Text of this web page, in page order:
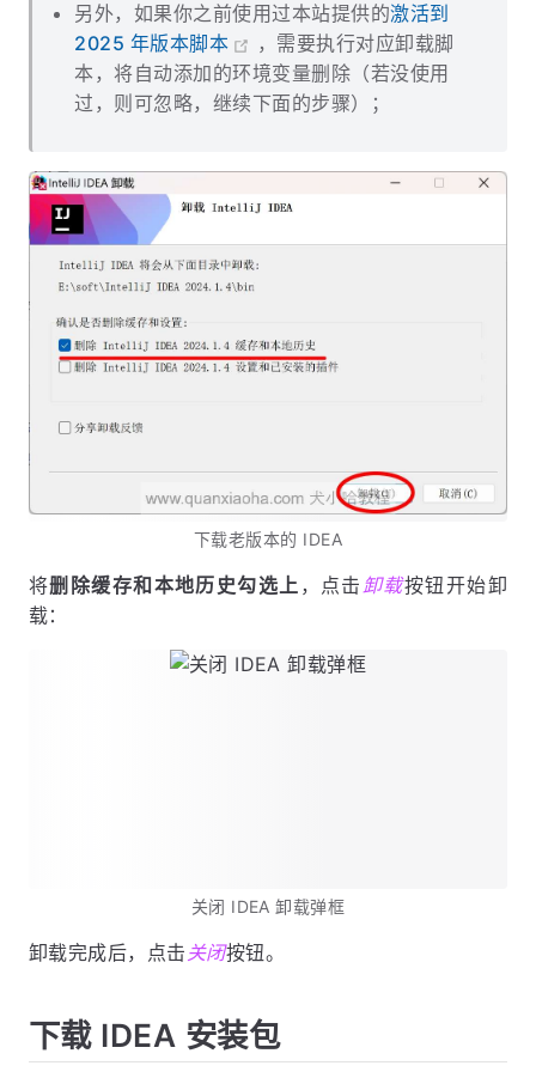
另外，如果你之前使用过本站提供的激活到
2025 年版本脚本
，需要执行对应卸载脚
本，将自动添加的环境变量删除（若没使用
过，则可忽略，继续下面的步骤）；
下载老版本的 IDEA
将删除缓存和本地历史勾选上 ，点击卸载按钮开始卸
载：
关闭 IDEA 卸载弹框
卸载完成后，点击 关闭按钮。
下载 IDEA 安装包